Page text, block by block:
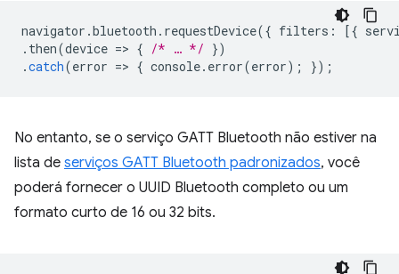
navigator .bluetooth . requestDevice({ filters : [{
. then(device => { /* … */ })
.catch(error => { console. error(error); });
No entanto, se o serviço GATT Bluetooth não estiver na
lista de serviços GATT Bluetooth padronizados, você
poderá fornecer o UUID Bluetooth completo ou um
formato curto de 16 ou 32 bits.